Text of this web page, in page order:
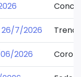
26/7/2026
06/2026